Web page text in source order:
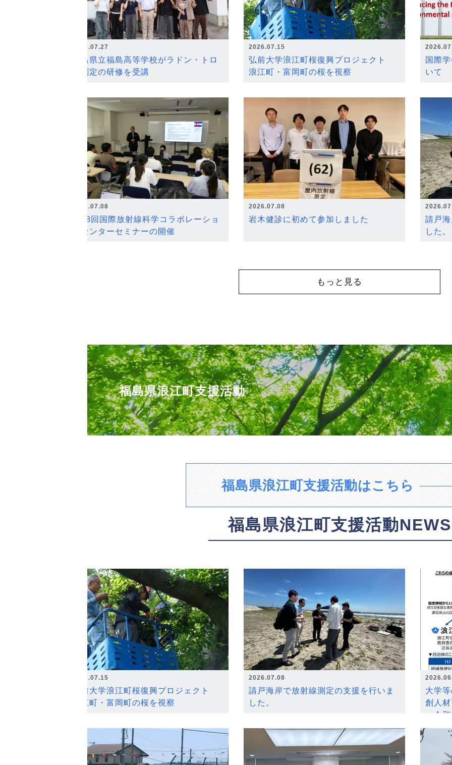
2026.07.27
福島県立福島高等学校がラドン・トロ
ン測定の研修を受講
2026.07.15
弘前大学浪江町桜復興プロジェクト
浪江町・富岡町の桜を視察
国際
いて
2026.07.08
第18回国際放射線科学コラボレーショ
ンセンターセミナーの開催
2026.07.08
岩木健診に初めて参加しました
請戸
した。
もっと見る
福島県浪江町支援活動
福島県浪江町支援活動はこちら
福島県浪江町支援活動NEWS
2026.07.15
弘前大学浪江町桜復興プロジェクト
浪江町・富岡町の桜を視察
2026.07.08
請戸海岸で放射線測定の支援を行いま
した。
大学
創人
～令